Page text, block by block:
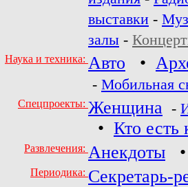
выставки -
залы -
Наука и техника: Авто •
- Мобильная
Спецпроекты: Женщина -
• Кто есть
Развлечения: Анекдоты •
Периодика: Секретарь-